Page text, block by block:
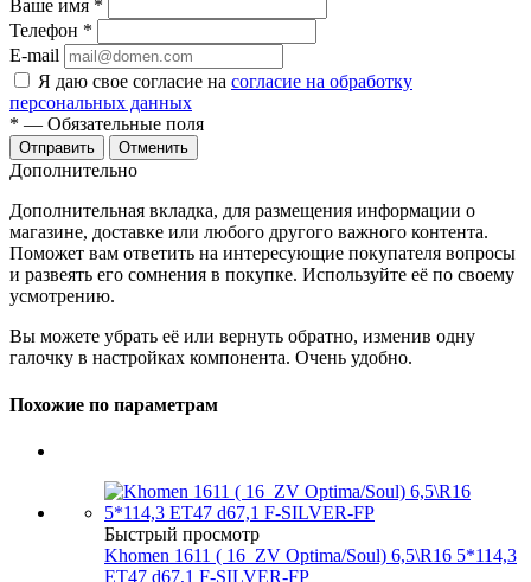
Ваше имя *
Телефон *
E-mail
Я даю свое согласие на согласие на обработку
персональных данных
* — Обязательные поля
Отменить
Дополнительно
Дополнительная вкладка, для размещения информации о
магазине, доставке или любого другого важного контента.
Поможет вам ответить на интересующие покупателя вопросы
и развеять его сомнения в покупке. Используйте её по своему
усмотрению.
Вы можете убрать её или вернуть обратно, изменив одну
галочку в настройках компонента. Очень удобно.
Похожие по параметрам
Быстрый просмотр
Khomen 1611 ( 16_ZV Optima/Soul) 6,5\R16 5*114,3
ET47 d67,1 F-SILVER-FP